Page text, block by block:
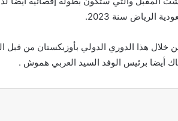
الرياض سنة 2023.
خلال هذا الدوري الدولي بأوزبكستان من قبل
أيضا برئيس الوفد السيد العربي هموش .